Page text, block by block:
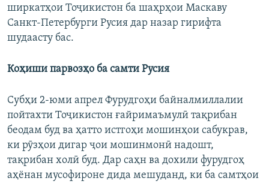
ширкатҳои Тоҷикистон ба шаҳрҳои Маскаву
Санкт-Петербурги Русия дар назар гирифта
шудаасту бас.
Коҳиши парвозҳо ба самти Русия
Субҳи 2-юми апрел Фурудгоҳи байналмиллалии
пойтахти Тоҷикистон ғайримаъмулӣ тақрибан
беодам буд ва ҳатто истгоҳи мошинҳои сабукрав,
ки рӯзҳои дигар ҷои мошинмонӣ надошт,
тақрибан холӣ буд. Дар саҳн ва дохили фурудгоҳ
аҳёнан мусофироне дида мешуданд, ки ба самтҳои